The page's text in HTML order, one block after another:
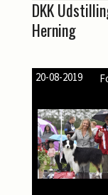
DKK
Herning
20-08-2019